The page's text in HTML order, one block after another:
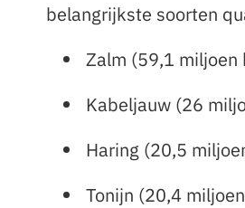
belangrijkste soorten
Zalm (59,1 miljoen
Kabeljauw (26
Haring (20,5
Tonijn (20,4